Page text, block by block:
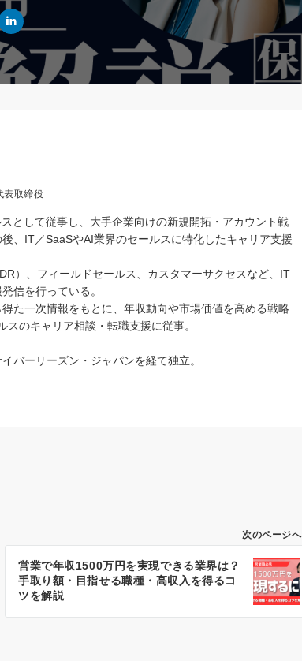
表取締役
として従事し、大手企業向けの新規開拓・アカウント戦
、IT／SaaSやAI業界のセールスに特化したキャリア支援
）、フィールドセールス、カスタマーサクセスなど、IT
信を行っている。
た一次情報をもとに、年収動向や市場価値を高める戦略
のキャリア相談・転職支援に従事。
バーリーズン・ジャパンを経て独立。
次のページへ
営業で年収1500万円を実現できる業界は？
手取り額・目指せる職種・高収入を得るコ
ツを解説